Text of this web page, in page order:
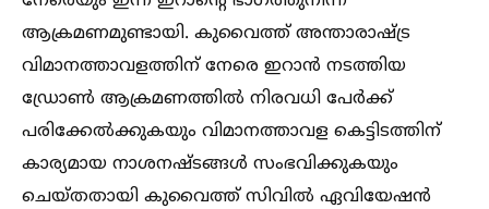
ആക്രമണമുണ്ടായി. കുവൈത്ത് അന്താരാഷ്ട്ര
വിമാനത്താവളത്തിന് നേരെ ഇറാൻ നടത്തിയ
ഡ്രോണ്‍ ആക്രമണത്തില്‍ നിരവധി പേർക്ക്
പരിക്കേല്‍ക്കുകയും വിമാനത്താവള കെട്ടിടത്തിന്
കാര്യമായ നാശനഷ്ടങ്ങള്‍ സംഭവിക്കുകയും
ചെയ്തതായി കുവൈത്ത് സിവില്‍ ഏവിയേഷൻ